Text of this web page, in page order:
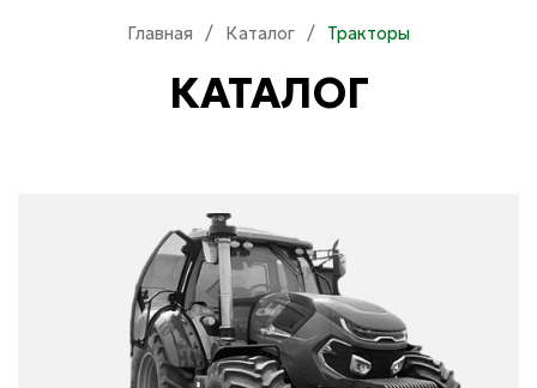
Главная / Каталог / Тракторы
КАТАЛОГ